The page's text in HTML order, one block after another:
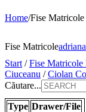
Home/Fise Matricole
Fise Matricoleadriana
Start /Fise Matricole
Ciuceanu /Ciolan
Căutare...
Type Drawer/File